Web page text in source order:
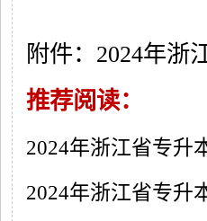
附件：2024年
推荐阅读：
2024年浙江省专升
2024年浙江省专升